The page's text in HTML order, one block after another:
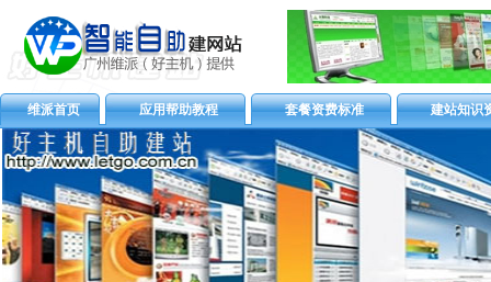
维派首页 应用帮助教程 套餐资费标准 建站知识